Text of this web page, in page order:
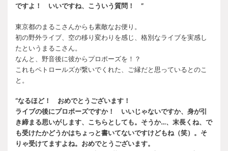
ですよ！ いいですね、こういう質問！ ”
東京都のまるこさんからも素敵なお便り。
初の野外ライブ、空の移り変わりを感じ、格別なライブを実感し
たというまるこさん。
なんと、野音後に彼からプロポーズを！？
これもペトロールズが繋いでくれた、ご縁だと思っているとのこ
と。
“なるほど！ おめでとうございます！
ライブの後にプロポーズですか！ いいじゃないですか、身が引
き締まる思いがします、こちらとしても。そうか…、末長くね、で
も受けたかどうかはちょっと書いてないですけどもね（笑）。そ
りゃ受けてますよね。おめでとうございます。